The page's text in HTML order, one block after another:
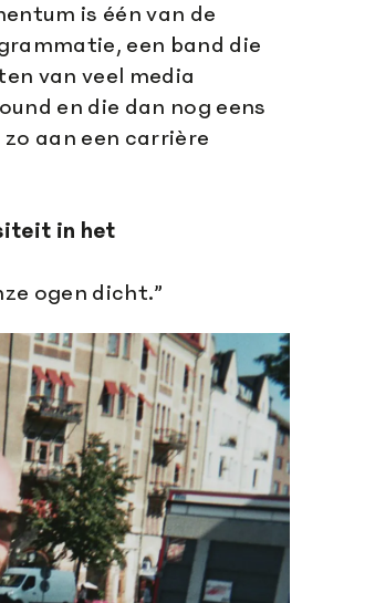
is één van de
een band die
van veel media
en die dan nog eens
aan een carrière
in het
ogen dicht.”